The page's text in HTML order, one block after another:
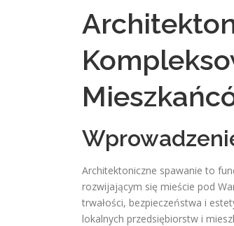
Architektoniczne spawanie to
rozwijającym się mieście pod
trwałości, bezpieczeństwa i
lokalnych przedsiębiorstw i